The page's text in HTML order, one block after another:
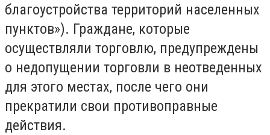
благоустройства территорий населенных
пунктов»). Граждане, которые
осуществляли торговлю, предупреждены
о недопущении торговли в неотведенных
для этого местах, после чего они
прекратили свои противоправные
действия.